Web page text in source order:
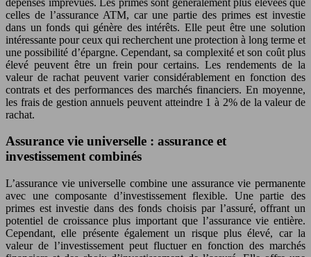
celles de l’assurance ATM, car une partie des primes est investie
dans un fonds qui génère des intérêts. Elle peut être une solution
intéressante pour ceux qui recherchent une protection à long terme et
une possibilité d’épargne. Cependant, sa complexité et son coût plus
élevé peuvent être un frein pour certains. Les rendements de la
valeur de rachat peuvent varier considérablement en fonction des
contrats et des performances des marchés financiers. En moyenne,
les frais de gestion annuels peuvent atteindre 1 à 2% de la valeur de
rachat.
Assurance vie universelle : assurance et
investissement combinés
L’assurance vie universelle combine une assurance vie permanente
avec une composante d’investissement flexible. Une partie des
primes est investie dans des fonds choisis par l’assuré, offrant un
potentiel de croissance plus important que l’assurance vie entière.
Cependant, elle présente également un risque plus élevé, car la
valeur de l’investissement peut fluctuer en fonction des marchés